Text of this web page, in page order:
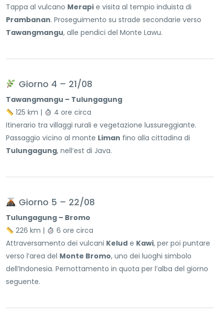
Tappa al vulcano Merapi e visita al tempio induista di
Prambanan. Proseguimento su strade secondarie verso
Tawangmangu, alle pendici del Monte Lawu.
Giorno 4 – 21/08
Tawangmangu – Tulungagung
125 km |
4 ore circa
Itinerario tra villaggi rurali e vegetazione lussureggiante.
Passaggio vicino al monte Liman fino alla cittadina di
Tulungagung, nell’est di Java.
Giorno 5 – 22/08
Tulungagung – Bromo
226 km |
6 ore circa
Attraversamento dei vulcani Kelud e Kawi, per poi puntare
verso l’area del Monte Bromo, uno dei luoghi simbolo
dell’Indonesia. Pernottamento in quota per l’alba del giorno
seguente.